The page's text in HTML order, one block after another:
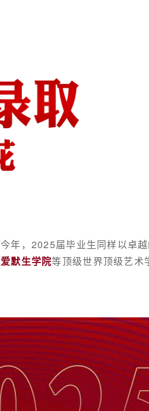
今年，2025届毕业生同样以卓
爱默生学院等顶级世界顶级艺术